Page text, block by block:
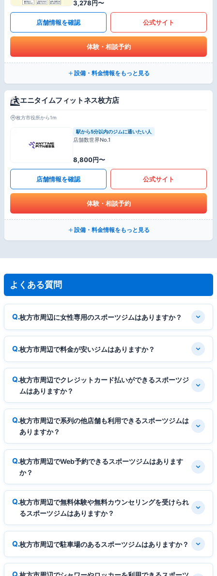
3,278円〜
店舗情報を確認 公式サイト
体験・相談予約
設備・料金情報をもっと見る
エニタイムフィットネス枚方店
枚方市役所から1m
駅から5分以内のジムに通いたい人
店舗数世界No.1
8,800円〜
店舗情報を確認 公式サイト
体験・相談予約
設備・料金情報をもっと見る
よくある質問
枚方市周辺に女性専用のスポーツジムはありますか？
枚方市周辺で料金が安いジムはありますか？
枚方市周辺でクレジットカード払いができるスポーツジ
ムはありますか？
枚方市周辺で系列の他店舗も利用できるスポーツジムは
ありますか？
枚方市周辺でWeb予約できるスポーツジムはあります
か？
枚方市周辺で無料体験や無料カウンセリングを受けられ
るスポーツジムはありますか？
枚方市周辺で駐車場のあるスポーツジムはありますか？